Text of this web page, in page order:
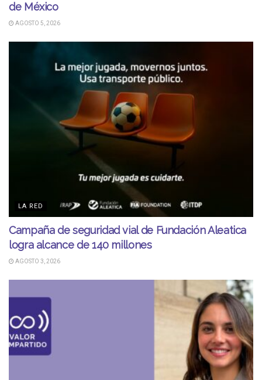
de México
AGOSTO 5, 2026
LA RED
Campaña de seguridad vial de Fundación Aleatica
logra alcance de 140 millones
AGOSTO 3, 2026